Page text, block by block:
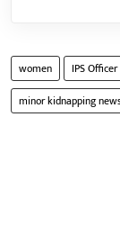
women IPS Officer
minor kidnapping